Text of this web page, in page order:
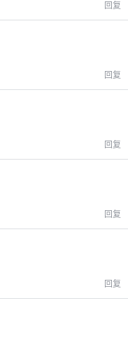
回复
回复
回复
回复
回复